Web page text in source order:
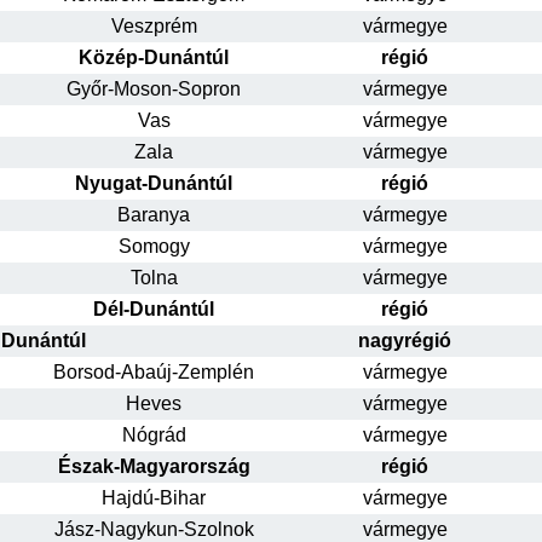
Veszprém
vármegye
Közép-Dunántúl
régió
Győr-Moson-Sopron
vármegye
Vas
vármegye
Zala
vármegye
Nyugat-Dunántúl
régió
Baranya
vármegye
Somogy
vármegye
Tolna
vármegye
Dél-Dunántúl
régió
Dunántúl
nagyrégió
Borsod-Abaúj-Zemplén
vármegye
Heves
vármegye
Nógrád
vármegye
Észak-Magyarország
régió
Hajdú-Bihar
vármegye
Jász-Nagykun-Szolnok
vármegye